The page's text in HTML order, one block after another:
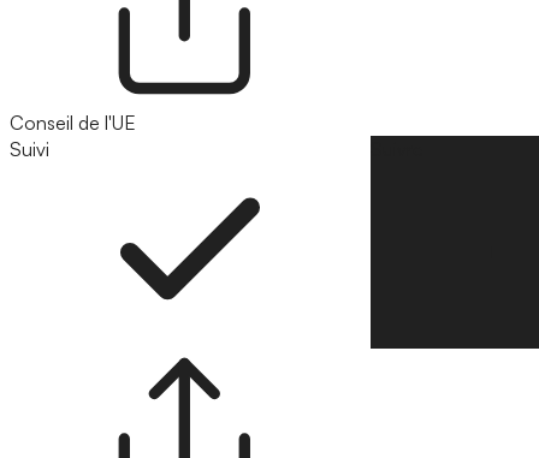
Conseil de l'UE
Suivi